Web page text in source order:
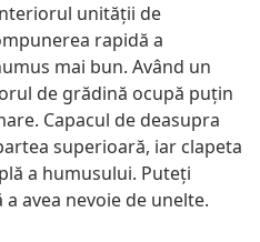
unității de
rapidă a
mai bun. Având un
de grădină ocupă puțin
Capacul de deasupra
superioară, iar clapeta
a humusului. Puteți
avea nevoie de unelte.